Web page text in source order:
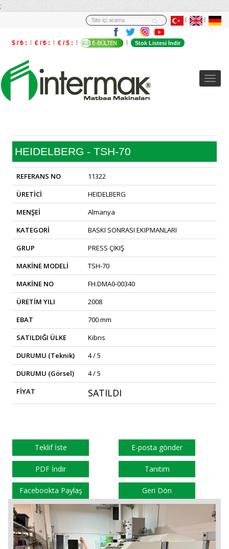
;
$ / ₺ : € / ₺ : € / $ : Stok Listesi İndir
HEIDELBERG - TSH-70
REFERANS NO
11322
ÜRETİCİ
HEIDELBERG
MENŞEİ
Almanya
KATEGORİ
BASKI SONRASI EKIPMANLARI
GRUP
PRESS ÇIKIŞ
MAKİNE MODELİ
TSH-70
MAKİNE NO
FH.DMA0-00340
ÜRETİM YILI
2008
EBAT
700 mm
SATILDIĞI ÜLKE
Kıbrıs
DURUMU (Teknik)
4 / 5
DURUMU (Görsel)
4 / 5
FİYAT
SATILDI
Teklif İste E-posta gönder
PDF İndir Tanıtım
Facebookta Paylaş Geri Dön